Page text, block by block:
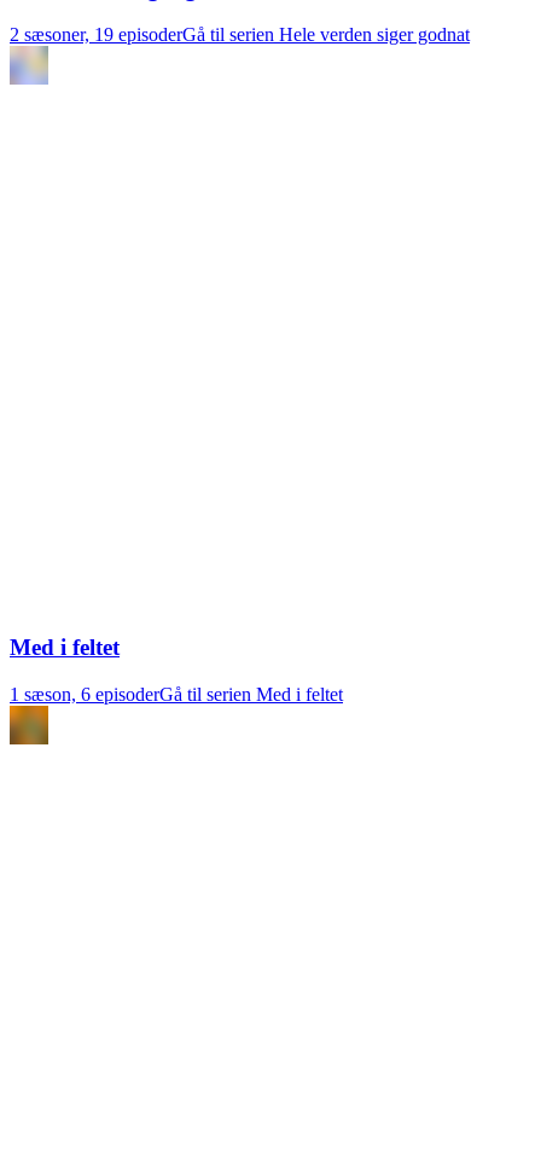
2 sæsoner, 19 episoderGå til serien Hele verden siger godnat
Med i feltet
1 sæson, 6 episoderGå til serien Med i feltet